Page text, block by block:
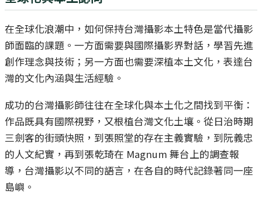
在全球化浪潮中，如何保持台灣攝影本土特色是當代攝影
師面臨的課題。一方面需要與國際攝影界對話，學習先進
創作理念與技術；另一方面也需要深植本土文化，表達台
灣的文化內涵與生活經驗。
成功的台灣攝影師往往在全球化與本土化之間找到平衡：
作品既具有國際視野，又根植台灣文化土壤。從日治時期
三劍客的街頭快照，到張照堂的存在主義實驗，到阮義忠
的人文紀實，再到張乾琦在 Magnum 舞台上的調查報
導，台灣攝影以不同的語言，在各自的時代記錄著同一座
島嶼。